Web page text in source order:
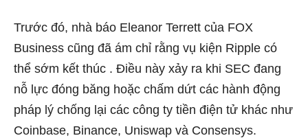
Trước đó, nhà báo Eleanor Terrett của FOX
Business cũng đã ám chỉ rằng vụ kiện Ripple có
thể sớm kết thúc . Điều này xảy ra khi SEC đang
nỗ lực đóng băng hoặc chấm dứt các hành động
pháp lý chống lại các công ty tiền điện tử khác như
Coinbase, Binance, Uniswap và Consensys.